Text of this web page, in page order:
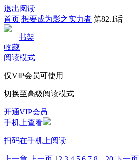
退出阅读
首页 想要成为影之实力者 第82.1话
书架
收藏
阅读模式
仅VIP会员可使用
切换至高级阅读模式
开通VIP会员
手机上查看
扫码在手机上阅读